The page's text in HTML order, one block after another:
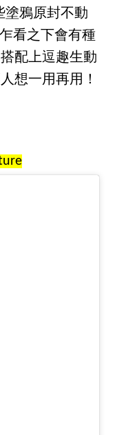
塗鴉原封不動
看之下會有種
配上逗趣生動
想一用再用！